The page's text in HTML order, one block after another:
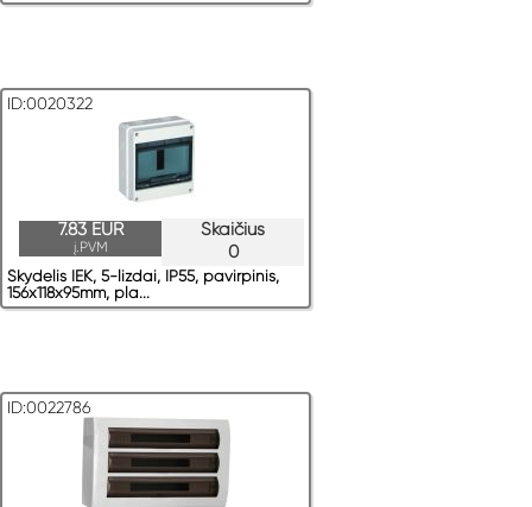
ID:0020322
Skaičius
0
7.83 EUR
į.PVM
Skydelis IEK, 5-lizdai, IP55, pavirрinis,
156x118x95mm, pla...
ID:0022786